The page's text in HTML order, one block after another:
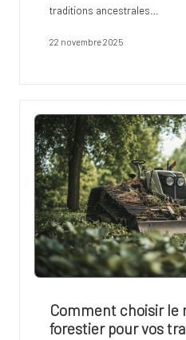
traditions ancestrales…
22 novembre 2025
Comment choisir le
forestier pour vos